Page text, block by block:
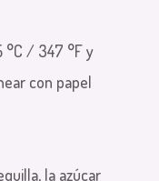
°C / 347 °Fy
con papel
la azúcar